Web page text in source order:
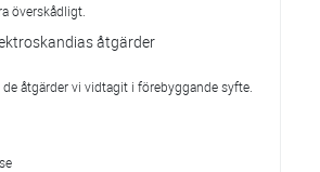
överskådligt.
åtgärder
åtgärder vi vidtagit i förebyggande syfte.